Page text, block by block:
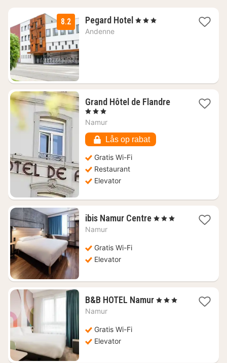
8.2 Pegard Hotel 1
, 3 Stjerner
Andenne
Grand Hôtel de Flandre1
, 3 Stjerner
Namur
Lås op rabat
Gratis Wi-Fi
Restaurant
Elevator
ibis Namur Centre1
, 3 Stjerner
Namur
Gratis Wi-Fi
Elevator
B&B HOTEL Namur1
, 3 Stjerner
Namur
Gratis Wi-Fi
Elevator